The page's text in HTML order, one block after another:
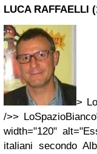
LUCA RAFFAELLI
>
/>>
width="120"
italiani secondo